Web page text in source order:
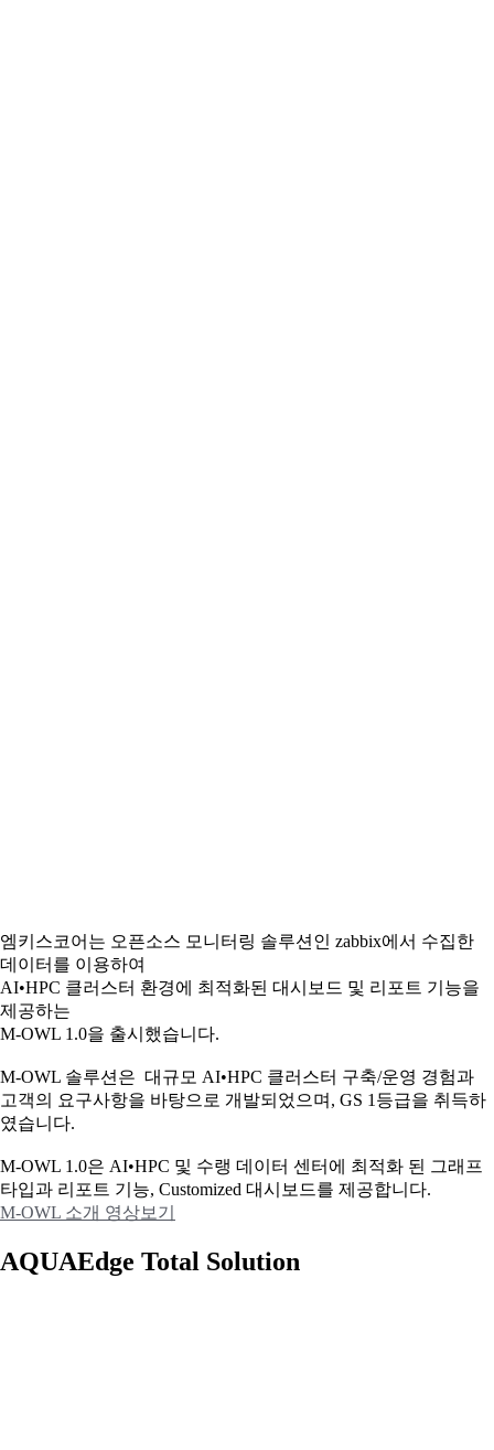
엠키스코어는 오픈소스 모니터링 솔루션인 zabbix에서 수집한
데이터를 이용하여
AI•HPC 클러스터 환경에 최적화된 대시보드 및 리포트 기능을
제공하는
M-OWL 1.0을 출시했습니다.
M-OWL 솔루션은 대규모 AI•HPC 클러스터 구축/운영 경험과
고객의 요구사항을 바탕으로 개발되었으며, GS 1등급을 취득하
였습니다.
M-OWL 1.0은 AI•HPC 및 수랭 데이터 센터에 최적화 된 그래프
타입과 리포트 기능, Customized 대시보드를 제공합니다.
M-OWL 소개 영상보기
AQUAEdge Total Solution